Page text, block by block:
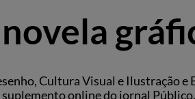
Cultura Visual e Ilustração e
suplemento online do jornal Público.